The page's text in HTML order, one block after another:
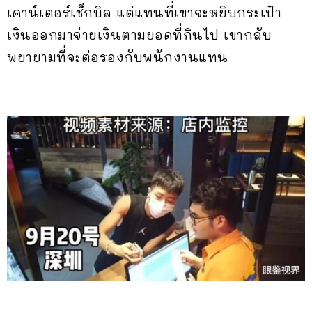
เคาน์เตอร์เช็กบิล แต่แทนที่เขาจะหยิบกระเป๋า
เงินออกมาจ่ายเงินตามยอดที่กินไป เขากลับ
พยายามที่จะต่อรองกับพนักงานแทน